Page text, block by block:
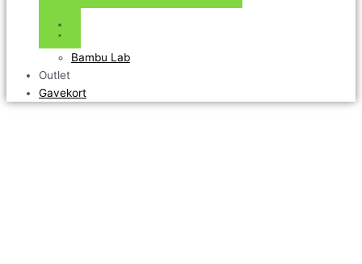
Bambu Lab
Outlet
Gavekort